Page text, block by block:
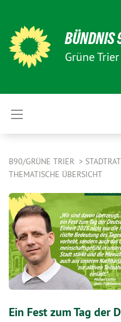
BÜNDNIS
Grüne Trier
B90/GRÜNE TRIER
THEMATISCHE ÜBERSICHT
Ein Fest zum Tag der